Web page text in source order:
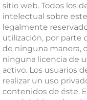
sitio web. Todos los
intelectual sobre
legalmente
utilización, por parte
de ninguna manera,
ninguna licencia de
activo. Los usuarios
realizar un uso
contenidos de éste.